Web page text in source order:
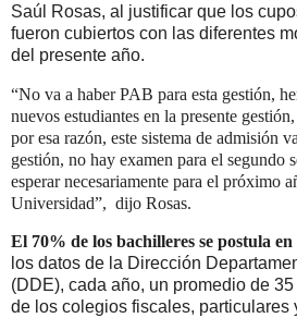
Saúl Rosas, al justificar que los
fueron cubiertos con las diferentes
del presente año.
“No va a haber PAB para esta gestión,
nuevos estudiantes en la presente
por esa razón, este sistema de admisión
gestión, no hay examen para el segundo
esperar necesariamente para el próximo
Universidad”, dijo Rosas.
El 70% de los bachilleres se postula en
los datos de la Dirección
(DDE), cada año, un promedio de
de los colegios fiscales, particulares